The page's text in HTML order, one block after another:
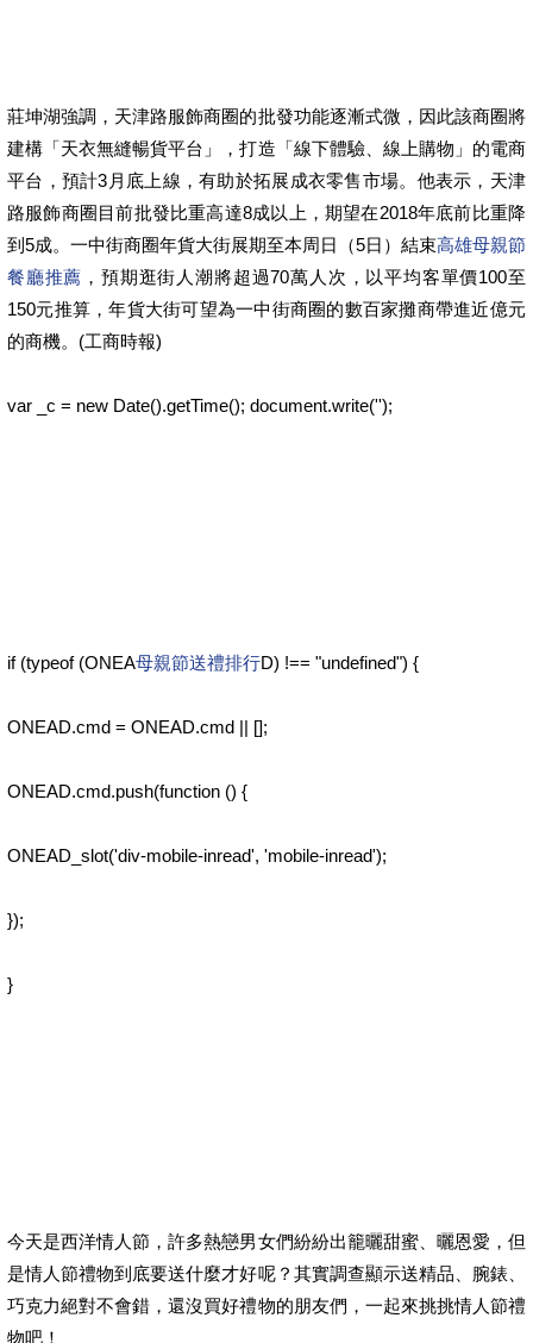
莊坤湖強調，天津路服飾商圈的批發功能逐漸式微，因此該商圈將
建構「天衣無縫暢貨平台」，打造「線下體驗、線上購物」的電商
平台，預計3月底上線，有助於拓展成衣零售市場。他表示，天津
路服飾商圈目前批發比重高達8成以上，期望在2018年底前比重降
到5成。一中街商圈年貨大街展期至本周日（5日）結束高雄母親節
餐廳推薦 ，預期逛街人潮將超過70萬人次，以平均客單價100至
150元推算，年貨大街可望為一中街商圈的數百家攤商帶進近億元
的商機。(工商時報)
var _c = new Date().getTime(); document.write('');
if (typeof (ONEA母親節送禮排行D) !== "undefined") {
ONEAD.cmd = ONEAD.cmd || [];
ONEAD.cmd.push(function () {
ONEAD_slot('div-mobile-inread', 'mobile-inread');
});
}
今天是西洋情人節，許多熱戀男女們紛紛出籠曬甜蜜、曬恩愛，但
是情人節禮物到底要送什麼才好呢？其實調查顯示送精品、腕錶、
巧克力絕對不會錯，還沒買好禮物的朋友們，一起來挑挑情人節禮
物吧！